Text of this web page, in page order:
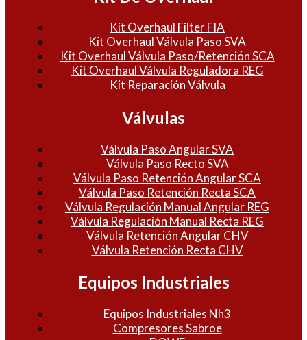
Kit Overhaul Filter FIA
Kit Overhaul Válvula Paso SVA
Kit Overhaul Válvula Paso/Retención SCA
Kit Overhaul Válvula Reguladora REG
Kit Reparación Válvula
Válvulas
Válvula Paso Angular SVA
Válvula Paso Recto SVA
Válvula Paso Retención Angular SCA
Válvula Paso Retención Recta SCA
Válvula Regulación Manual Angular REG
Válvula Regulación Manual Recta REG
Válvula Retención Angular CHV
Válvula Retención Recta CHV
Equipos Industriales
Equipos Industriales Nh3
Compresores Sabroe